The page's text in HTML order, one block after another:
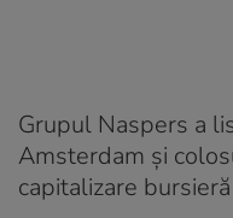
Grupul Naspers a
Amsterdam și
capitalizare